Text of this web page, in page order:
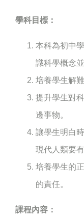
學科目標：
本科為初中
識科學概念
培養學生解難
提升學生對
邊事物。
讓學生明白
現代人類要
培養學生的
的責任。
課程內容：